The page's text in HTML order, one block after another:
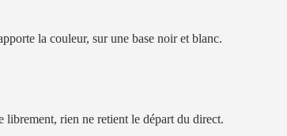
la couleur, sur une base noir et blanc.
librement, rien ne retient le départ du direct.